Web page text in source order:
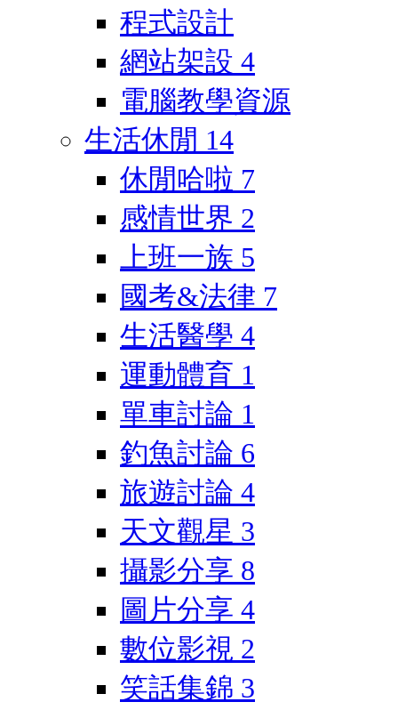
程式設計
網站架設 4
電腦教學資源
生活休閒 14
休閒哈啦 7
感情世界 2
上班一族 5
國考&法律 7
生活醫學 4
運動體育 1
單車討論 1
釣魚討論 6
旅遊討論 4
天文觀星 3
攝影分享 8
圖片分享 4
數位影視 2
笑話集錦 3